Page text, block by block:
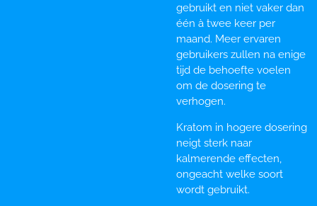
gebruikt en niet vaker dan
één à twee keer per
maand. Meer ervaren
gebruikers zullen na enige
tijd de behoefte voelen
om de dosering te
verhogen.
Kratom in hogere dosering
neigt sterk naar
kalmerende effecten,
ongeacht welke soort
wordt gebruikt.